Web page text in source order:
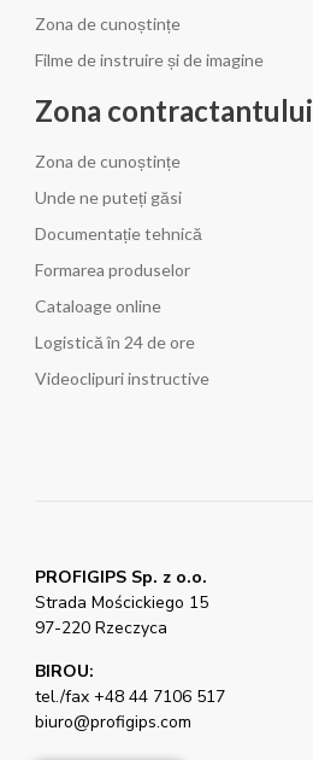
Zona de cunoștințe
Filme de instruire și de imagine
Zona contractantului
Zona de cunoștințe
Unde ne puteți găsi
Documentație tehnică
Formarea produselor
Cataloage online
Logistică în 24 de ore
Videoclipuri instructive
PROFIGIPS Sp. z o.o.
Strada Mościckiego 15
97-220 Rzeczyca
BIROU:
tel./fax +48 44 7106 517
biuro@profigips.com